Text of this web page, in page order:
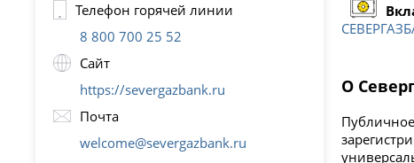
Телефон горячей линии
8 800 700 25 52
Сайт
https://severgazbank.ru
Почта
welcome@severgazbank.ru
О